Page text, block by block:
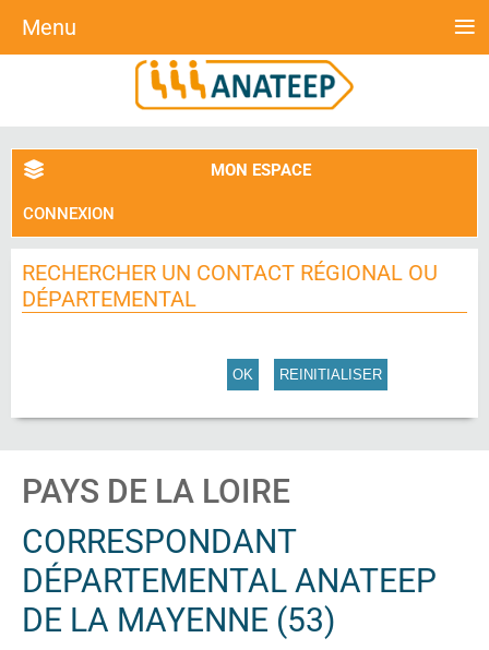
MON ESPACE
CONNEXION
RECHERCHER UN CONTACT RÉGIONAL OU
DÉPARTEMENTAL
OK REINITIALISER
PAYS DE LA LOIRE
CORRESPONDANT
DÉPARTEMENTAL ANATEEP
DE LA MAYENNE (53)
Menu ≡